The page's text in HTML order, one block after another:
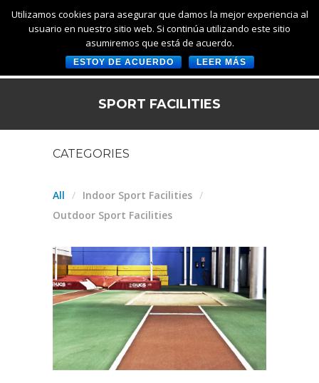
SPORT FACILITIES
CATEGORIES
All
Indoor Sport Facilities
Outdoor Sport Facilities
Utilizamos cookies para asegurar que damos la mejor experiencia al
usuario en nuestro sitio web. Si continúa utilizando este sitio
asumiremos que está de acuerdo.
ESTOY DE ACUERDO LEER MÁS